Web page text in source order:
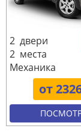
от
2 двери
2 места
Механика